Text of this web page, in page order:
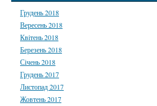
Грудень 2018
Вересень 2018
Квітень 2018
Березень 2018
Січень 2018
Грудень 2017
Листопад 2017
Жовтень 2017